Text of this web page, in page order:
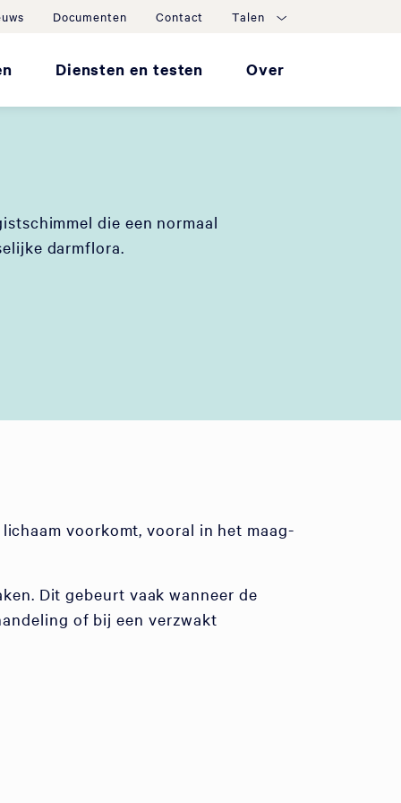
Documenten Contact Talen
Diensten en testen Over
die een normaal
darmflora.
voorkomt, vooral in het maag-
Dit gebeurt vaak wanneer de
of bij een verzwakt